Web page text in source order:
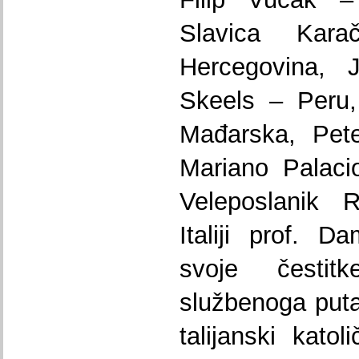
Slavica
Hercegovina,
Skeels –
Mađarska,
Mariano
Veleposlanik
Italiji prof.
svoje
službenoga
talijanski